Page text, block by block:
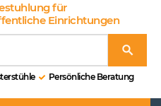
für
Einrichtungen
Persönliche Beratung